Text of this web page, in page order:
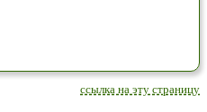
ссылка на эту страницу